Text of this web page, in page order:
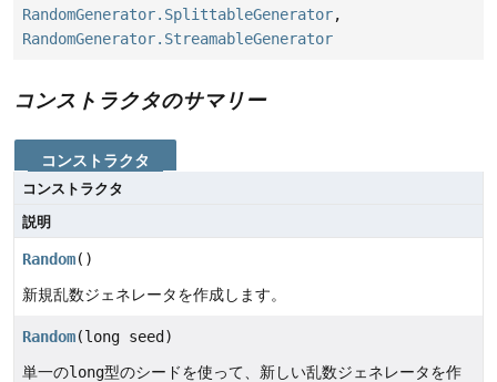
RandomGenerator.SplittableGenerator,
RandomGenerator.StreamableGenerator
コンストラクタのサマリー
コンストラクタ
コンストラクタ
説明
Random()
新規乱数ジェネレータを作成します。
Random(long seed)
単一のlong型のシードを使って、新しい乱数ジェネレータを作